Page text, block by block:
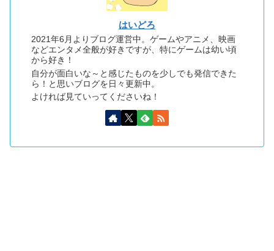
はいどろ
2021年6月よりブログ運営中。ゲームやアニメ、映画
などエンタメ全般が好きですが、特にゲームは幼い頃
から好き！
自分が面白いな～と感じたものを少しでも発信できた
ら！と思いブログを日々更新中。
よければ見ていってくださいね！